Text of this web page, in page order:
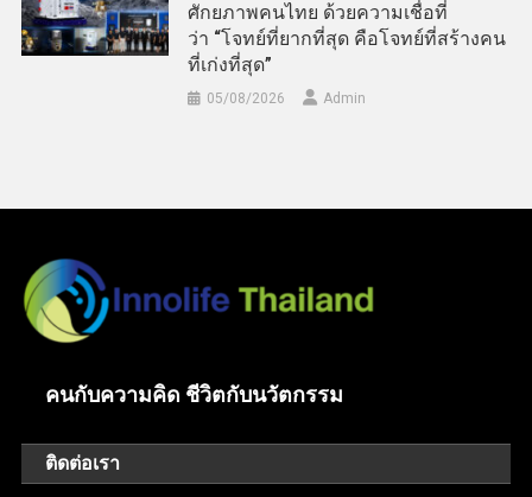
ศักยภาพคนไทย ด้วยความเชื่อที่
ว่า “โจทย์ที่ยากที่สุด คือโจทย์ที่สร้างคน
ที่เก่งที่สุด”
05/08/2026 Admin
คนกับความคิด ชีวิตกับนวัตกรรม
ติดต่อเรา